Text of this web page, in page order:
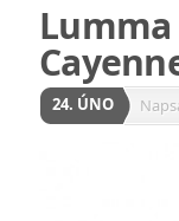
24. ÚNO